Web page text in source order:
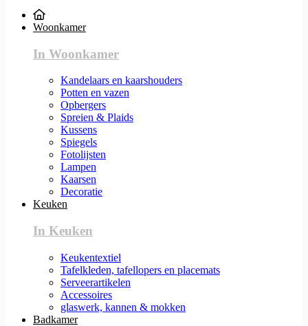
Woonkamer
In Woonkamer
Kandelaars en kaarshouders
Potten en vazen
Opbergers
Spreien & Plaids
Kussens
Spiegels
Fotolijsten
Lampen
Kaarsen
Decoratie
Keuken
In Keuken
Keukentextiel
Tafelkleden, tafellopers en placemats
Serveerartikelen
Accessoires
glaswerk, kannen & mokken
Badkamer